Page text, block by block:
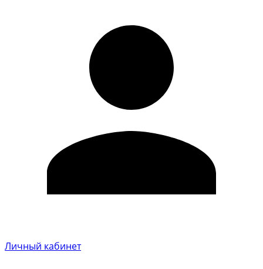
Личный кабинет